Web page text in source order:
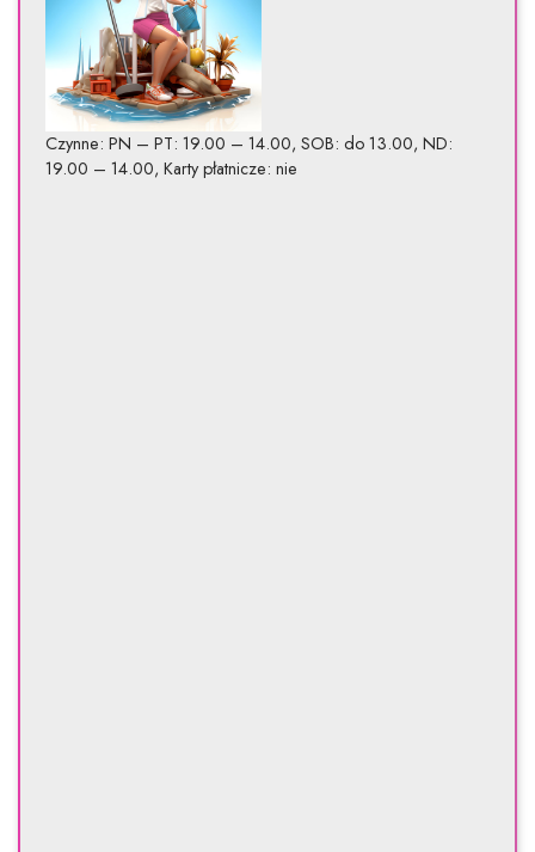
Czynne: PN – PT: 19.00 – 14.00, SOB: do 13.00, ND:
19.00 – 14.00, Karty płatnicze: nie